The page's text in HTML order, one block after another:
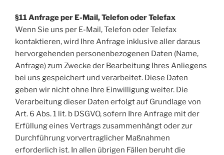
§11 Anfrage per E-Mail, Telefon oder Telefax
Wenn Sie uns per E-Mail, Telefon oder Telefax
kontaktieren, wird Ihre Anfrage inklusive aller daraus
hervorgehenden personenbezogenen Daten (Name,
Anfrage) zum Zwecke der Bearbeitung Ihres Anliegens
bei uns gespeichert und verarbeitet. Diese Daten
geben wir nicht ohne Ihre Einwilligung weiter. Die
Verarbeitung dieser Daten erfolgt auf Grundlage von
Art. 6 Abs. 1 lit. b DSGVO, sofern Ihre Anfrage mit der
Erfüllung eines Vertrags zusammenhängt oder zur
Durchführung vorvertraglicher Maßnahmen
erforderlich ist. In allen übrigen Fällen beruht die